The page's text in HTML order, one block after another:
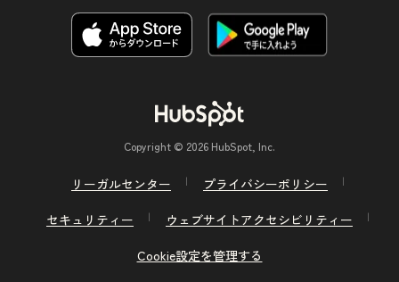
Copyright © 2026 HubSpot, Inc.
リーガルセンター
プライバシーポリシー
セキュリティー
ウェブサイトアクセシビリティー
Cookie設定を管理する